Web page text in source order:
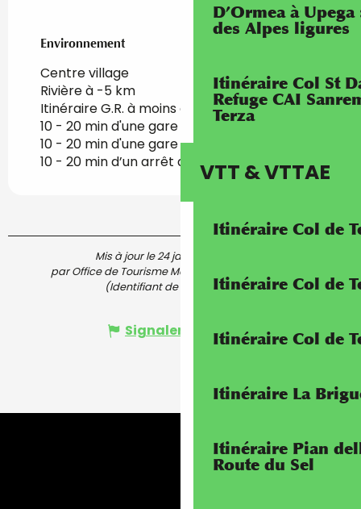
D’Ormea à
des Alpes ligures
Itinéraire Col St
Refuge CAI
Terza
VTT & VTTAE
Itinéraire Col de
Itinéraire Col de
Itinéraire Col de
Itinéraire La
Itinéraire Pian
Route du Sel
Environnement
Environnement
Centre village
Rivière à -5 km
Itinéraire G.R. à moins d'1 km
10 - 20 min d'une gare SNCF à pied
10 - 20 min d'une gare SNCF à vélo
10 - 20 min d’un arrêt de bus à pied
Mis à jour le 24 janvier 2026 à 11:06
par Office de Tourisme Menton, Riviera & Merveilles
(Identifiant de l'offre :7164291)
Signaler une erreur